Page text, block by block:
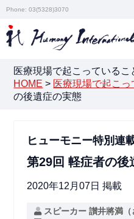
Phone: 03(5328)3070
医療現場で起こっているこ
HOME > 医療現場で起こっ
の後遺症の実態
ヒューモニー特別連
第29回 軽症者の後
2020年12月07日 掲載
スピーカー 讃井將満